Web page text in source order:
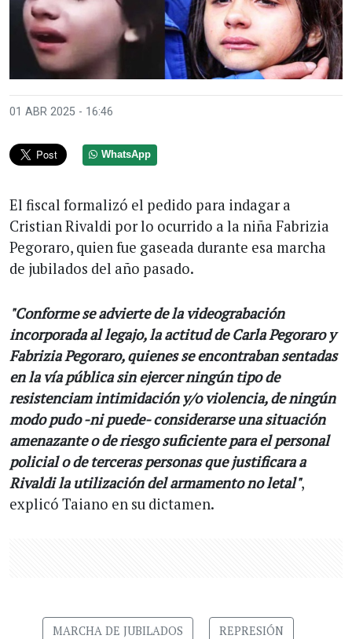
01 ABR 2025 - 16:46
WhatsApp
El fiscal formalizó el pedido para indagar a
Cristian Rivaldi por lo ocurrido a la niña Fabrizia
Pegoraro, quien fue gaseada durante esa marcha
de jubilados del año pasado.
"Conforme se advierte de la videograbación
incorporada al legajo, la actitud de Carla Pegoraro y
Fabrizia Pegoraro, quienes se encontraban sentadas
en la vía pública sin ejercer ningún tipo de
resistenciam intimidación y/o violencia, de ningún
modo pudo -ni puede- considerarse una situación
amenazante o de riesgo suficiente para el personal
policial o de terceras personas que justificara a
Rivaldi la utilización del armamento no letal",
explicó Taiano en su dictamen.
MARCHA DE JUBILADOS REPRESIÓN